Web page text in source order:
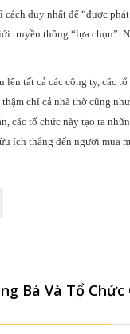
duy nhất để “được
truyền thông “lựa chọn”.
lên tất cả các công ty, các
chí cả nhà thờ cũng
các tổ chức này tạo ra
ích thẳng đến người mua
Bá Và Tổ Chức